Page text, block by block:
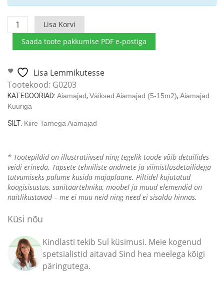
Aiamaja
kuuriga
Super
15m²
/
44mm
/
5
m
kogus
Lisa Korvi
Saada toote pakkumise PDF e-postiga
Lisa Lemmikutesse
Tootekood: G0203
KATEGOORIAD: Aiamajad, Väiksed Aiamajad (5-15m2), Aiamajad
Kuuriga
SILT: Kiire Tarnega Aiamajad
* Tootepildid on illustratiivsed ning tegelik toode võib detailides
veidi erineda. Täpsete tehniliste andmete ja viimistlusdetailidega
tutvumiseks palume küsida majaplaane. Piltidel kujutatud
köögisisustus, sanitaartehnika, mööbel ja muud elemendid on
näitlikustavad – me ei müü neid ning need ei sisaldu hinnas.
Küsi nõu
Kindlasti tekib Sul küsimusi. Meie kogenud
spetsialistid aitavad Sind hea meelega kõigi
päringutega.